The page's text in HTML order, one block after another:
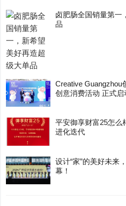
卤肥肠全国销量第一
品
Creative
创意消费活动 正式启
平安御享财富25怎么
进化迭代
设计“家”的美好未来
幕！